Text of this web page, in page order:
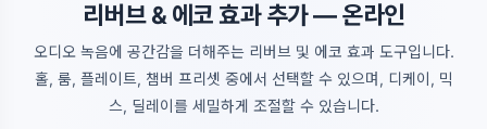
리버브 & 에코 효과 추가 — 온라인
오디오 녹음에 공간감을 더해주는 리버브 및 에코 효과 도구입니다.
홀, 룸, 플레이트, 챔버 프리셋 중에서 선택할 수 있으며, 디케이, 믹
스, 딜레이를 세밀하게 조절할 수 있습니다.